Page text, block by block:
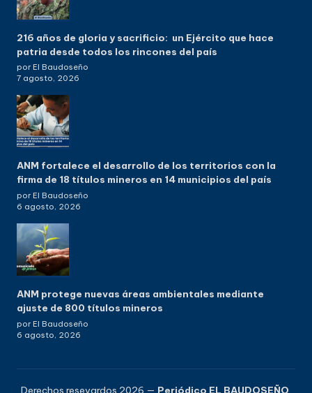
216 años de gloria y sacrificio: un Ejército que hace
patria desde todos los rincones del país
por El Baudoseño
7 agosto, 2026
ANM fortalece el desarrollo de los territorios con la
firma de 18 títulos mineros en 14 municipios del país
por El Baudoseño
6 agosto, 2026
ANM protege nuevas áreas ambientales mediante
ajuste de 800 títulos mineros
por El Baudoseño
6 agosto, 2026
Derechos resevardos 2026 — Periódico EL BAUDOSEÑO